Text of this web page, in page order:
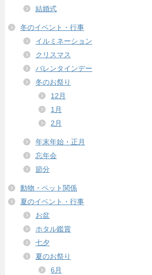
結婚式
冬のイベント・行事
イルミネーション
クリスマス
バレンタインデー
冬のお祭り
12月
1月
2月
年末年始・正月
忘年会
節分
動物・ペット関係
夏のイベント・行事
お盆
ホタル鑑賞
七夕
夏のお祭り
6月